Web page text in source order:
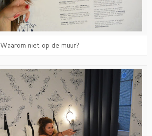
Waarom niet op de muur?